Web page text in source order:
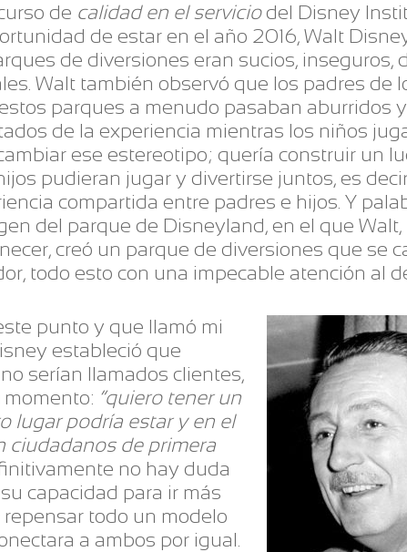
de calidad en el serviciodel Disney
de estar en el año 2016, Walt
de diversiones eran sucios, inseguros,
Walt también observó que los padres de
parques a menudo pasaban aburridos y
de la experiencia mientras los niños
ese estereotipo; quería construir un
pudieran jugar y divertirse juntos, es
compartida entre padres e hijos. Y
del parque de Disneyland, en el que
creó un parque de diversiones que se
todo esto con una impecable atención al
punto y que llamó mi
estableció que
serían llamados clientes,
momento: “quiero tener un
lugar podría estar y en el
ciudadanos de primera
no hay duda
capacidad para ir más
todo un modelo
a ambos por igual.